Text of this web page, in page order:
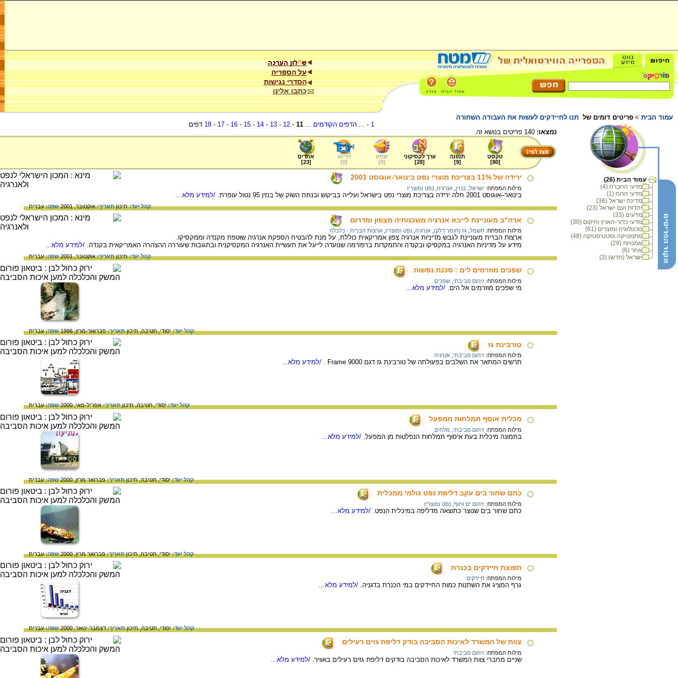
על הספריה
הסדרי נגישות
כתבו אלינו
עמוד הבית > פריטים דומים של תנו לחיידקים לעשות את העבודה השחורה
עמוד הבית (26)
מדעי החברה (4)
מדעי הרוח (1)
מדינת ישראל (36)
יהדות ועם ישראל (23)
מדעים (33)
מדעי כדור-הארץ והיקום (30)
טכנולוגיה ומוצרים (61)
מתמטיקה וסטטיסטיקה (48)
אמנויות (29)
אחר (6)
ישראל (חדש) (3)
1
- ... הדפים הקודמים ...
11
-
12
-
13
-
14
-
15
-
16
-
17
-
18 דפים
נמצאו:
טקסט
[
80
]
תמונה
[
9
]
ערך לקסיקוני
[
28
]
שמע
[
0
]
וידיאו
[
0
]
אתרים
[
23
]
ירידה של 11% בצריכת מוצרי נפט בינואר-אוגוסט 2001
מילות המפתח: ישראל בנזין אנרגיה נפט ומוצריו
בינואר–אוגוסט 2001 חלה ירידה בצריכת מוצרי נפט בישראל ועלייה בביקוש ובנתח השוק של בנזין 95 נטול עופרת. /למידע מלא...
קהל יעד:תיכוןתאריך:אוקטובר, 2001 שפה:עברית
ארה"ב מעוניינת לייבא אנרגיה משכנותיה מצפון ומדרום
מילות המפתח: חשמל גז (חומר דלק) אנרגיה נפט ומוצריו ארצות הברית - כלכלה
ארצות הברית מעוניינת לגבש מדיניות אנרגיה צפון אמריקאית כוללת, על מנת להבטיח הספקת אנרגיה שוטפת מקנדה וממקסיקו.
מידע על מדיניות האנרגיה במקסיקו ובקנדה והתמקדות ברפורמה שנועדה לייעל את תעשיית האנרגיה המקסיקנית ובתגובות שעוררה ההצהרה האמריקאית בקנדה. /למידע מלא...
קהל יעד:תיכוןתאריך:אוקטובר, 2001 שפה:עברית
שפכים מוזרמים לים : סכנת נפשות
מילות המפתח: זיהום סביבתי שפכים
מי שפכים מוזרמים אל הים. /למידע מלא...
קהל יעד:יסודי,חטיבה,תיכוןתאריך:פברואר-מרץ, 1996 שפה:עברית
טורבינת גז
מילות המפתח: זיהום סביבתי אנרגיה
תרשים המתאר את השלבים בפעולתה של טורבינת גז דגם 9000 Frame . /למידע מלא...
קהל יעד:יסודי,חטיבה,תיכוןתאריך:אפריל-מאי, 2000 שפה:עברית
מכלית אוסף תמלחות ממפעל
מילות המפתח: זיהום סביבתי מלחים
בתמונה מיכלית בעת איסוף תמלחות הנפלטות מן המפעל. /למידע מלא...
קהל יעד:יסודי,חטיבה,תיכוןתאריך:פברואר מרץ, 2000 שפה:עברית
כתם שחור בים עקב דליפת נפט גולמי ממכלית
מילות המפתח: זיהום ים וחוף נפט ומוצריו
כתם שחור בים שנוצר כתוצאה מדליפה במיכלית הנפט. /למידע מלא...
קהל יעד:יסודי,חטיבה,תיכוןתאריך:פברואר מרץ, 2000 שפה:עברית
תפוצת חיידקים בכנרת
מילות המפתח: חיידקים
גרף המציג את השתנות כמות החיידקים במי הכנרת בדגניה. /למידע מלא...
קהל יעד:יסודי,חטיבה,תיכוןתאריך:דצמבר-ינואר, 2000 שפה:עברית
צוות של המשרד לאיכות הסביבה בודק דליפת גזים רעילים
מילות המפתח: זיהום סביבתי
שניים מחברי צוות המשרד לאיכות הסביבה בודקים דליפת גזים רעילים באוויר. /למידע מלא...